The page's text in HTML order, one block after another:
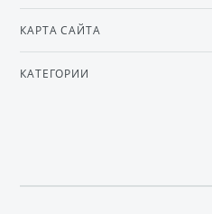
КАРТА САЙТА
КАТЕГОРИИ